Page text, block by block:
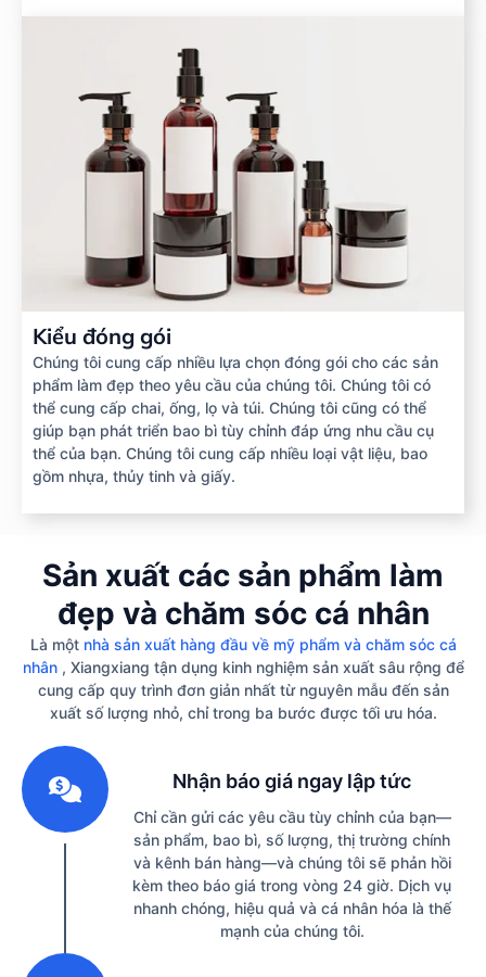
Kiểu đóng gói
Chúng tôi cung cấp nhiều lựa chọn đóng gói cho các sản
phẩm làm đẹp theo yêu cầu của chúng tôi. Chúng tôi có
thể cung cấp chai, ống, lọ và túi. Chúng tôi cũng có thể
giúp bạn phát triển bao bì tùy chỉnh đáp ứng nhu cầu cụ
thể của bạn. Chúng tôi cung cấp nhiều loại vật liệu, bao
gồm nhựa, thủy tinh và giấy.
Sản xuất các sản phẩm làm
đẹp và chăm sóc cá nhân
Là một nhà sản xuất hàng đầu về mỹ phẩm và chăm sóc cá
nhân, Xiangxiang tận dụng kinh nghiệm sản xuất sâu rộng để
cung cấp quy trình đơn giản nhất từ ​​nguyên mẫu đến sản
xuất số lượng nhỏ, chỉ trong ba bước được tối ưu hóa.
Nhận báo giá ngay lập tức
Chỉ cần gửi các yêu cầu tùy chỉnh của bạn—
sản phẩm, bao bì, số lượng, thị trường chính
và kênh bán hàng—và chúng tôi sẽ phản hồi
kèm theo báo giá trong vòng 24 giờ. Dịch vụ
nhanh chóng, hiệu quả và cá nhân hóa là thế
mạnh của chúng tôi.